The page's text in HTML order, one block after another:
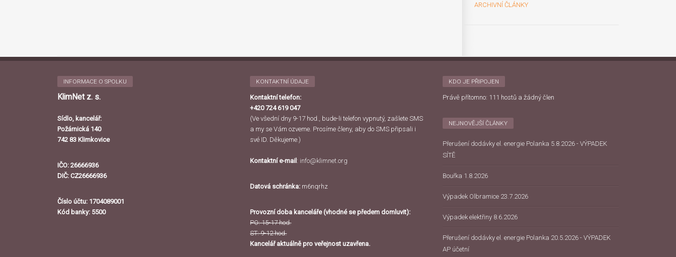
ARCHIVNÍ ČLÁNKY
INFORMACE O SPOLKU
KlimNet z. s.
Sídlo, kancelář:
Požárnická 140
742 83 Klimkovice
IČO: 26666936
DIČ: CZ26666936
Číslo účtu: 1704089001
Kód banky: 5500
KONTAKTNÍ ÚDAJE
Kontaktní telefon:
+420 724 619 047
(Ve všední dny 9-17 hod., bude-li telefon vypnutý, zašlete SMS
a my se Vám ozveme. Prosíme členy, aby do SMS připsali i
své ID. Děkujeme.)
Kontaktní e-mail : info@klimnet.org
Datová schránka: m6nqrhz
Provozní doba kanceláře (vhodné se předem domluvit):
PO: 15-17 hod.
ST: 9-12 hod.
Kancelář aktuálně pro veřejnost uzavřena.
KDO JE PŘIPOJEN
Právě přítomno: 111 hostů a žádný člen
NEJNOVĚJŠÍ ČLÁNKY
Přerušení dodávky el. energie Polanka 5.8.2026 - VÝPADEK
SÍTĚ
Bouřka 1.8.2026
Výpadek Olbramice 23.7.2026
Výpadek elektřiny 8.6.2026
Přerušení dodávky el. energie Polanka 20.5.2026 - VÝPADEK
AP účetní